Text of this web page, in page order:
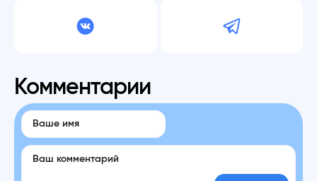
Комментарии